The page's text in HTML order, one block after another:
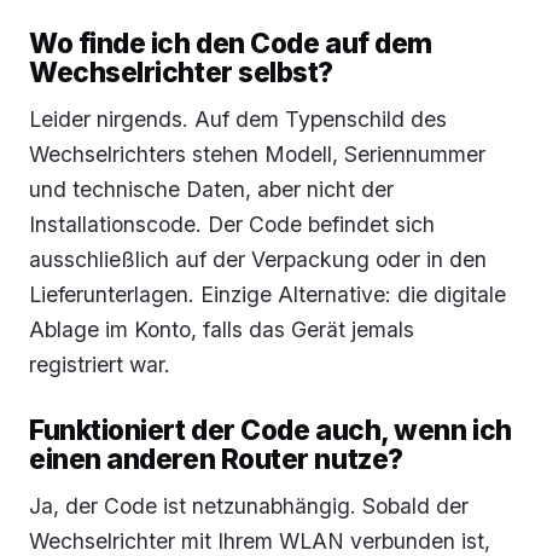
Wo finde ich den Code auf dem
Wechselrichter selbst?
Leider nirgends. Auf dem Typenschild des
Wechselrichters stehen Modell, Seriennummer
und technische Daten, aber nicht der
Installationscode. Der Code befindet sich
ausschließlich auf der Verpackung oder in den
Lieferunterlagen. Einzige Alternative: die digitale
Ablage im Konto, falls das Gerät jemals
registriert war.
Funktioniert der Code auch, wenn ich
einen anderen Router nutze?
Ja, der Code ist netzunabhängig. Sobald der
Wechselrichter mit Ihrem WLAN verbunden ist,